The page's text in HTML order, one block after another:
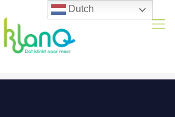
Dutch